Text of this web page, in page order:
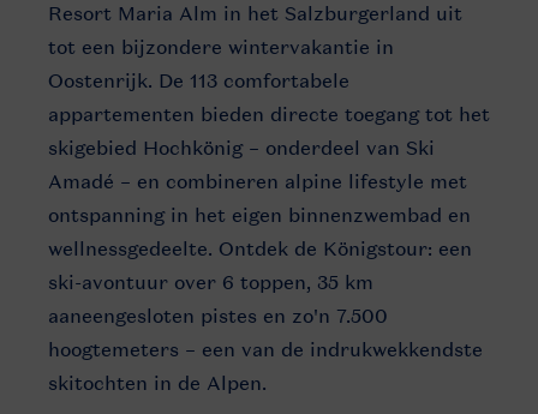
Resort Maria Alm in het Salzburgerland uit
tot een bijzondere wintervakantie in
Oostenrijk. De 113 comfortabele
appartementen bieden directe toegang tot het
skigebied Hochkönig – onderdeel van Ski
Amadé – en combineren alpine lifestyle met
ontspanning in het eigen binnenzwembad en
wellnessgedeelte. Ontdek de Königstour: een
ski-avontuur over 6 toppen, 35 km
aaneengesloten pistes en zo'n 7.500
hoogtemeters – een van de indrukwekkendste
skitochten in de Alpen.